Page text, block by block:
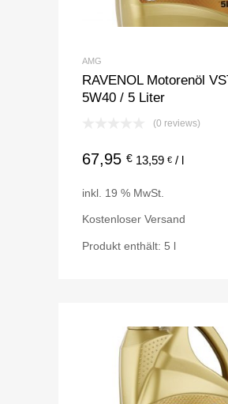
AMG
RAVENOL Motorenöl
5W40 / 5 Liter
(0 reviews)
67,95 € 13,59 € / l
inkl. 19 % MwSt.
Kostenloser Versand
Produkt enthält: 5 l